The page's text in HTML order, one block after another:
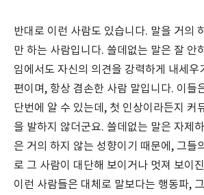
반대로 이런 사람도 있습니다. 말을 거의
만 하는 사람입니다. 쓸데없는 말은 잘 안
임에서도 자신의 의견을 강력하게 내세우
편이며, 항상 겸손한 사람 말입니다. 이들
단번에 알 수 있는데, 첫 인상이라든지 커
을 발하지 않더군요. 쓸데없는 말은 자제
은 거의 하지 않는 성향이기 때문에, 그들
로 그 사람이 대단해 보이거나 멋져 보이
이런 사람들은 대체로 말보다는 행동파,